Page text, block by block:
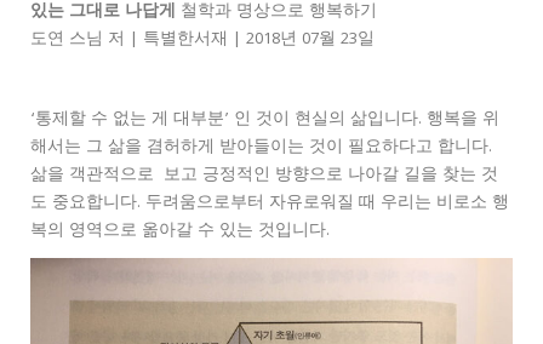
있는 그대로 나답게 철학과 명상으로 행복하기
도연 스님 저 | 특별한서재 | 2018년 07월 23일
‘통제할 수 없는 게 대부분’ 인 것이 현실의 삶입니다. 행복을 위
해서는 그 삶을 겸허하게 받아들이는 것이 필요하다고 합니다.
삶을 객관적으로 보고 긍정적인 방향으로 나아갈 길을 찾는 것
도 중요합니다. 두려움으로부터 자유로워질 때 우리는 비로소 행
복의 영역으로 옮아갈 수 있는 것입니다.